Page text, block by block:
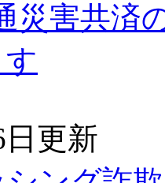
災害共済
日更新